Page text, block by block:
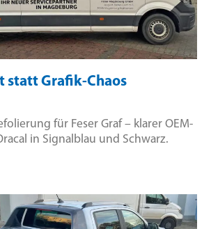
statt Grafik-Chaos
für Feser Graf – klarer OEM-
in Signalblau und Schwarz.